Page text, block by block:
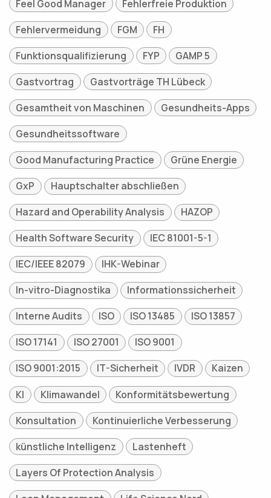
Feel Good Manager
Fehlerfreie Produktion
Fehlervermeidung
FGM
FH
Funktionsqualifizierung
FYP
GAMP 5
Gastvortrag
Gastvorträge TH Lübeck
Gesamtheit von Maschinen
Gesundheits-Apps
Gesundheitssoftware
Good Manufacturing Practice
Grüne Energie
GxP
Hauptschalter abschließen
Hazard and Operability Analysis
HAZOP
Health Software Security
IEC 81001-5-1
IEC/IEEE 82079
IHK-Webinar
In-vitro-Diagnostika
Informationssicherheit
Interne Audits
ISO ISO 13485
ISO 13857
ISO 17141
ISO 27001
ISO 9001
ISO 9001:2015
IT-Sicherheit IVDR
Kaizen
KI
Klimawandel
Konformitätsbewertung
Konsultation
Kontinuierliche Verbesserung
künstliche Intelligenz
Lastenheft
Layers Of Protection Analysis